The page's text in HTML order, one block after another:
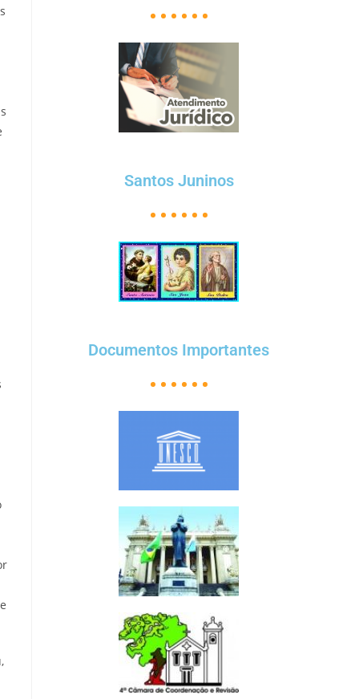
Santos Juninos
Documentos Importantes